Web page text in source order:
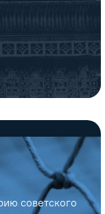
советского